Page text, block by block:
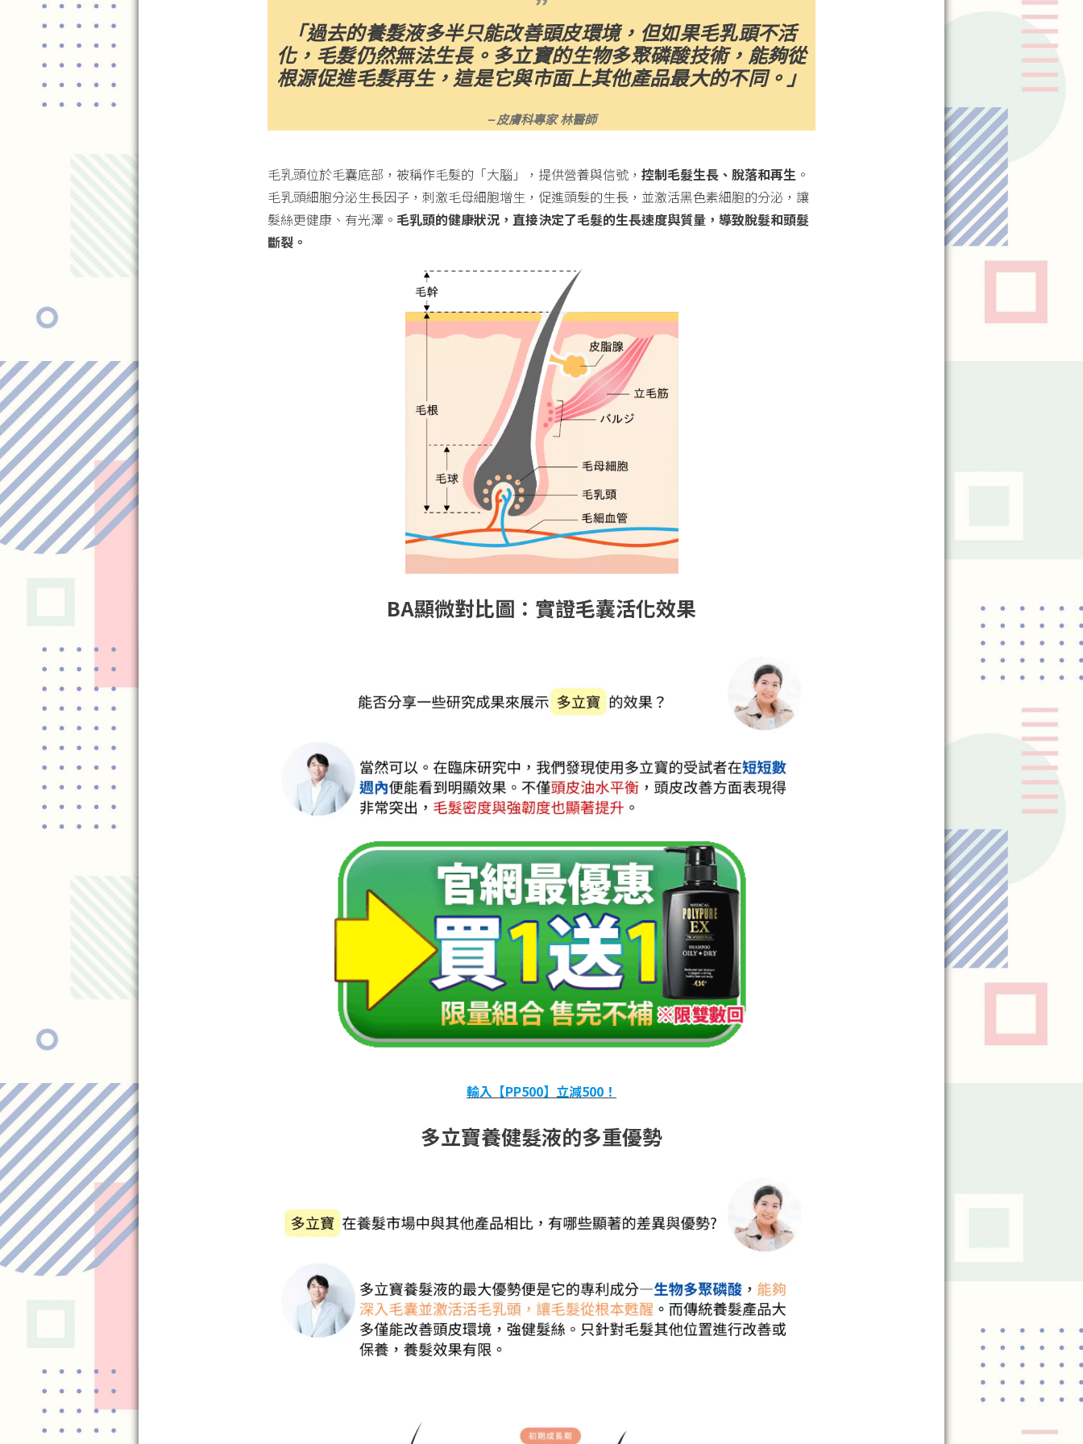
「過去的養髮液多半只能改善頭皮環境，但如果毛乳頭不活
化，毛髮仍然無法生長。多立寶的生物多聚磷酸技術，能夠從
根源促進毛髮再生，這是它與市面上其他產品最大的不同。」
—皮膚科專家 林醫師
毛乳頭位於毛囊底部，被稱作毛髮的「大腦」，提供營養與信號， 控制毛髮生長、脫落和再生 。
毛乳頭細胞分泌生長因子，刺激毛母細胞增生，促進頭髮的生長，並激活黑色素細胞的分泌，讓
髮絲更健康、有光澤。 毛乳頭的健康狀況，直接決定了毛髮的生長速度與質量，導致脫髮和頭髮
斷裂。
BA顯微對比圖：實證毛囊活化效果
輸入【PP500】立減500！
多立寶養健髮液的多重優勢